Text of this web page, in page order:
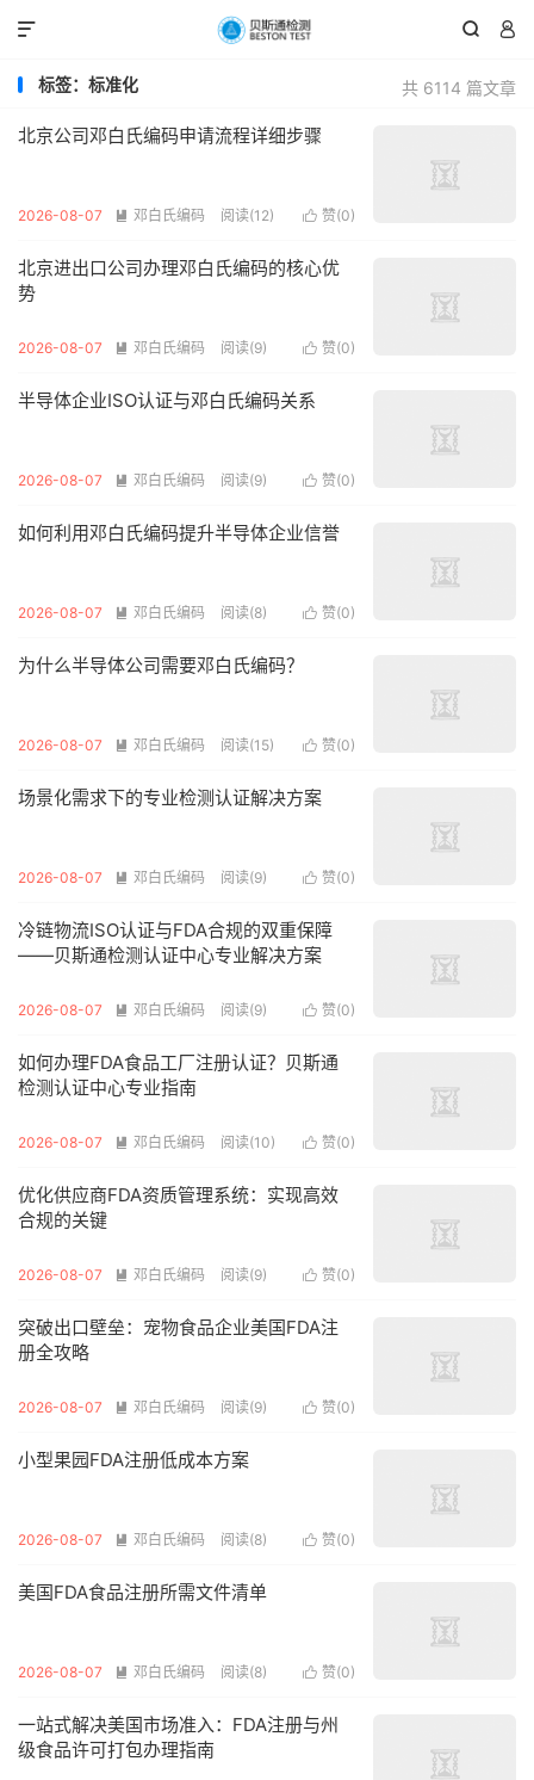
 

共 6114 篇文章
标签：标准化
北京公司邓白氏编码申请流程详细步骤
 赞(0)
2026-08-07  邓白氏编码 阅读(12)
北京进出口公司办理邓白氏编码的核心优
势
 赞(0)
2026-08-07  邓白氏编码 阅读(9)
半导体企业ISO认证与邓白氏编码关系
 赞(0)
2026-08-07  邓白氏编码 阅读(9)
如何利用邓白氏编码提升半导体企业信誉
 赞(0)
2026-08-07  邓白氏编码 阅读(8)
为什么半导体公司需要邓白氏编码？
 赞(0)
2026-08-07  邓白氏编码 阅读(15)
场景化需求下的专业检测认证解决方案
 赞(0)
2026-08-07  邓白氏编码 阅读(9)
冷链物流ISO认证与FDA合规的双重保障
——贝斯通检测认证中心专业解决方案
 赞(0)
2026-08-07  邓白氏编码 阅读(9)
如何办理FDA食品工厂注册认证？贝斯通
检测认证中心专业指南
 赞(0)
2026-08-07  邓白氏编码 阅读(10)
优化供应商FDA资质管理系统：实现高效
合规的关键
 赞(0)
2026-08-07  邓白氏编码 阅读(9)
突破出口壁垒：宠物食品企业美国FDA注
册全攻略
 赞(0)
2026-08-07  邓白氏编码 阅读(9)
小型果园FDA注册低成本方案
 赞(0)
2026-08-07  邓白氏编码 阅读(8)
美国FDA食品注册所需文件清单
 赞(0)
2026-08-07  邓白氏编码 阅读(8)
一站式解决美国市场准入：FDA注册与州
级食品许可打包办理指南